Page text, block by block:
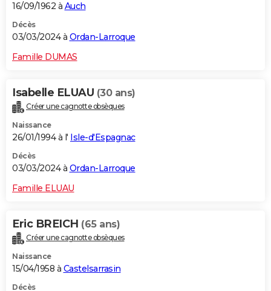
16/09/1962 à Auch
Décès
03/03/2024 à Ordan-Larroque
Famille DUMAS
Isabelle ELUAU (30 ans)
Créer une cagnotte obsèques
Naissance
26/01/1994 à l' Isle-d'Espagnac
Décès
03/03/2024 à Ordan-Larroque
Famille ELUAU
Eric BREICH (65 ans)
Créer une cagnotte obsèques
Naissance
15/04/1958 à Castelsarrasin
Décès